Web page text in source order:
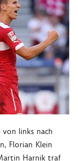
links nach
Florian Klein
Harnik traf